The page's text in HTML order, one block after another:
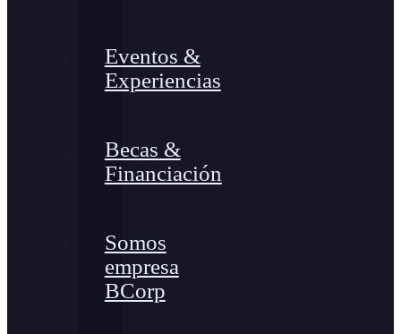
Eventos &
Experiencias
Becas &
Financiación
Somos
empresa
BCorp